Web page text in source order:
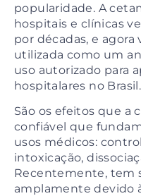
popularidade. A
hospitais e clínicas
por décadas, e
utilizada como um
uso autorizado para
hospitalares no Brasil.
São os efeitos que a
confiável que
usos médicos:
intoxicação,
Recentemente, tem
amplamente devido